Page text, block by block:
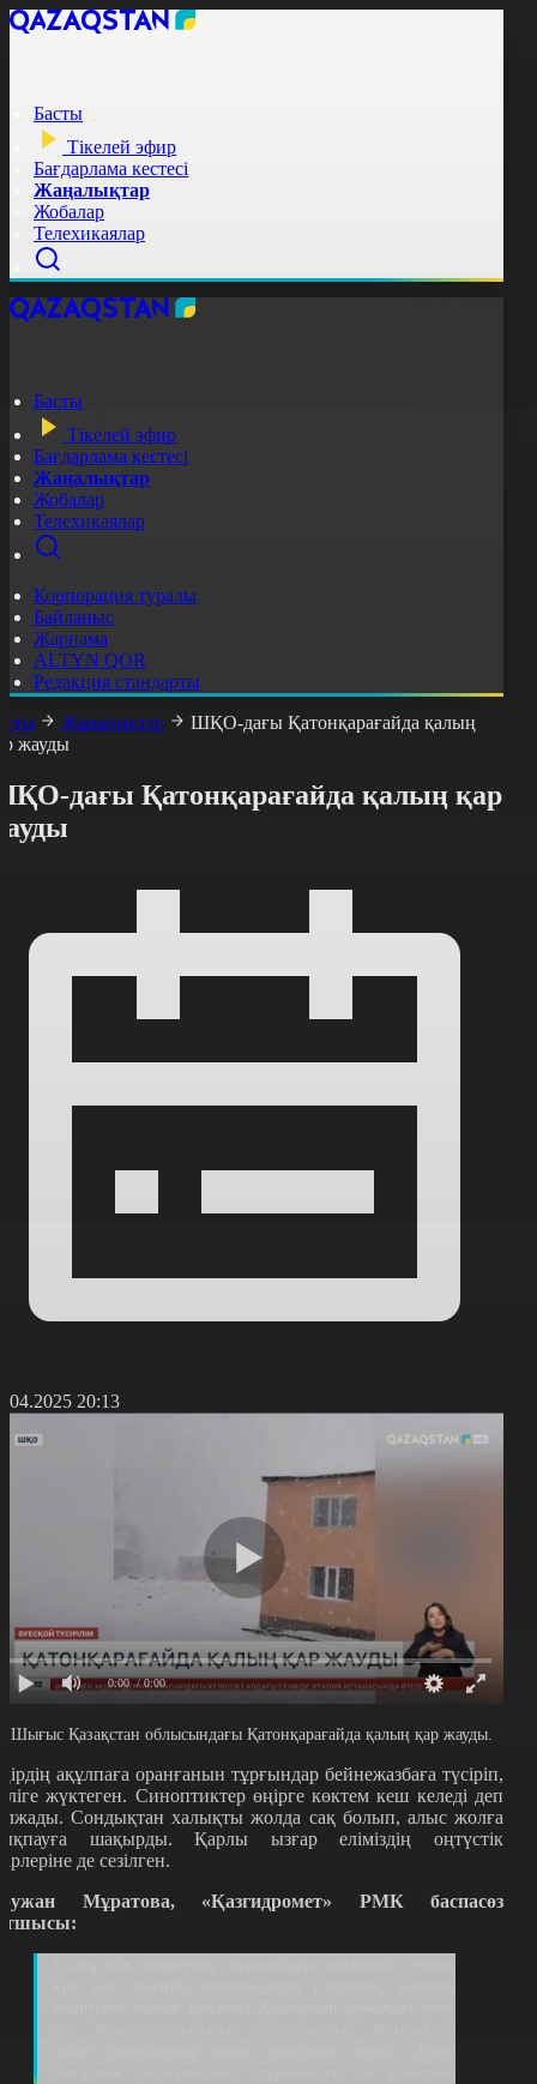
Басты
Тікелей эфир
Бағдарлама кестесі
Жаңалықтар
Жобалар
Телехикаялар
Басты
Тікелей эфир
Бағдарлама кестесі
Жаңалықтар
Жобалар
Телехикаялар
Корпорация туралы
Байланыс
Жарнама
ALTYN QOR
Редакция стандарты
Жаңалықтар
ШҚО-дағы Қатонқарағайда қалың
жауды
дағы Қатонқарағайда қалың қар
20:13
0:00 / 0:00
Шығыс Қазақстан облысындағы Қатонқарағайда қалың қар жауды.
ақұлпаға оранғанын тұрғындар бейнежазбаға түсіріп,
жүктеген. Синоптиктер өңірге көктем кеш келеді деп
Сондықтан халықты жолда сақ болып, алыс жолға
шақырды. Қарлы ызғар еліміздің оңтүстік
де сезілген.
Мұратова, «Қазгидромет» РМК баспасөз